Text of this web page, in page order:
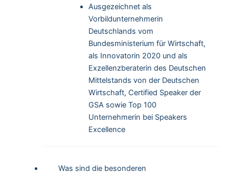
Ausgezeichnet als
Vorbildunternehmerin
Deutschlands vom
Bundesministerium für Wirtschaft,
als Innovatorin 2020 und als
Exzellenzberaterin des Deutschen
Mittelstands von der Deutschen
Wirtschaft, Certified Speaker der
GSA sowie Top 100
Unternehmerin bei Speakers
Excellence
Was sind die besonderen